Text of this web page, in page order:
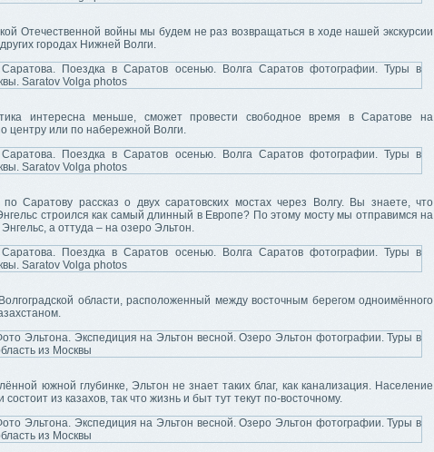
Отечественной войны мы будем не раз возвращаться в ходе нашей экскурсии
городах Нижней Волги.
интересна меньше, сможет провести свободное время в Саратове на
центру или по набережной Волги.
по Саратову рассказ о двух саратовских мостах через Волгу. Вы знаете, что
строился как самый длинный в Европе? По этому мосту мы отправимся на
Энгельс, а оттуда – на озеро Эльтон.
области, расположенный между восточным берегом одноимённого
южной глубинке, Эльтон не знает таких благ, как канализация. Население
состоит из казахов, так что жизнь и быт тут текут по-восточному.